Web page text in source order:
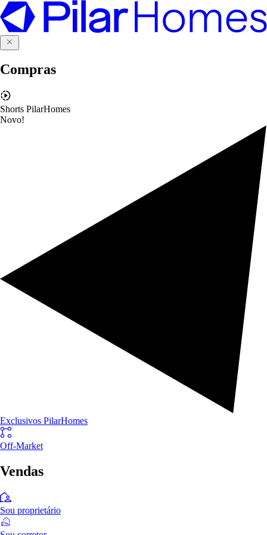
Compras
Shorts PilarHomes
Novo!
Exclusivos PilarHomes
Off-Market
Vendas
Sou proprietário